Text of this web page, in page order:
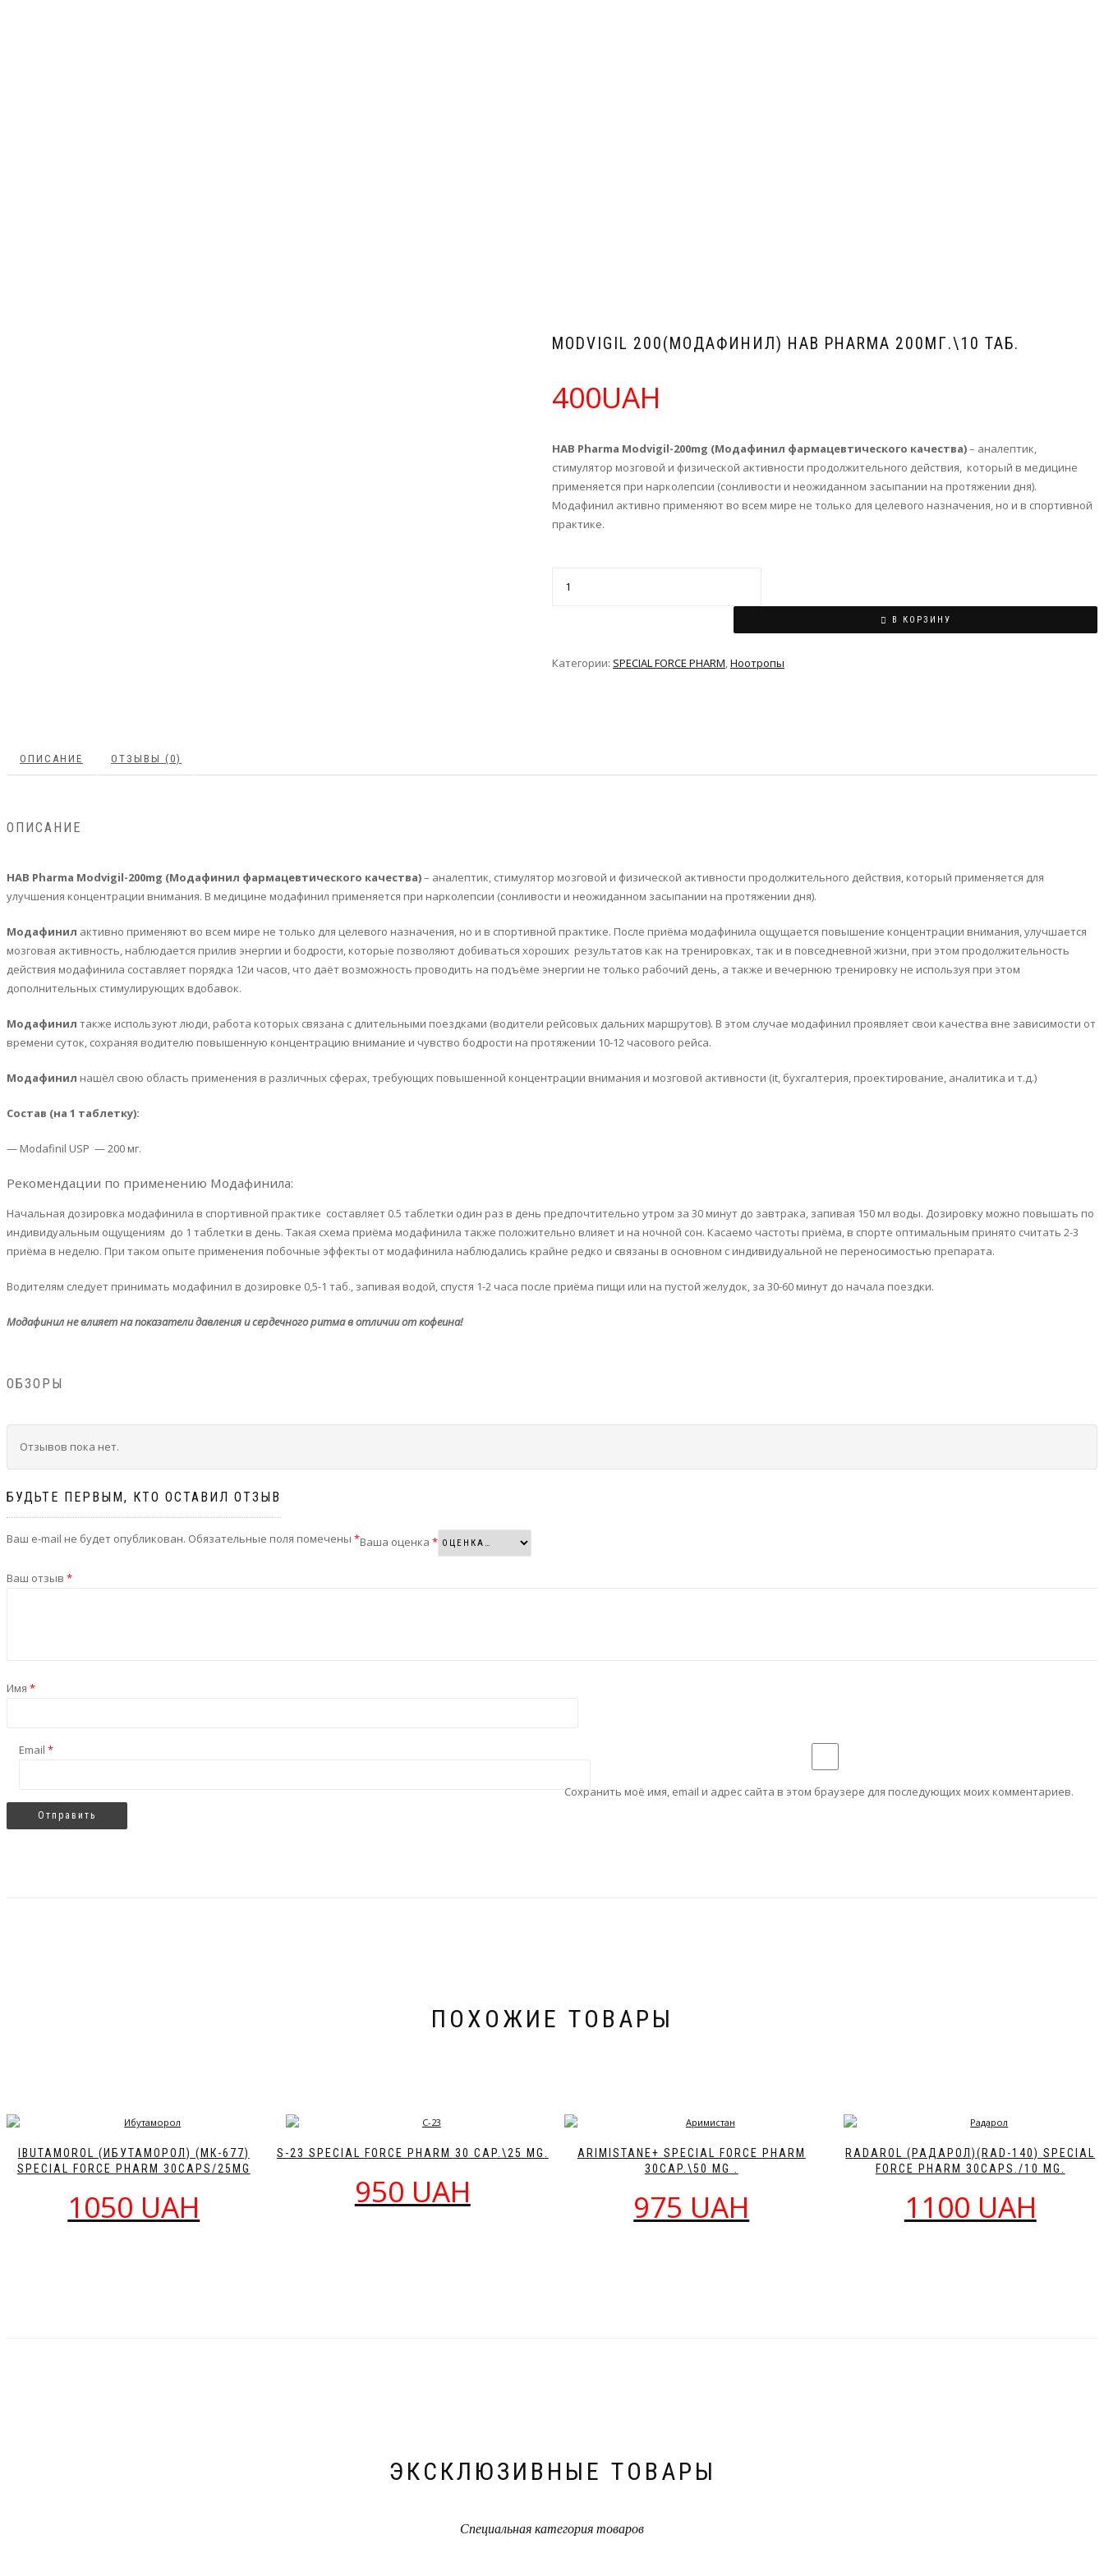
MODVIGIL 200(МОДАФИНИЛ) HAB PHARMA 200МГ.\10 ТАБ.
400UAH
HAB Pharma Modvigil-200mg (Модафинил фармацевтического качества)– аналептик,
стимулятор мозговой и физической активности продолжительного действия, который в медицине
применяется при нарколепсии (сонливости и неожиданном засыпании на протяжении дня).
Модафинил активно применяют во всем мире не только для целевого назначения, но и в спортивной
практике.
В КОРЗИНУ
Категории: SPECIAL FORCE PHARM,Ноотропы
ОПИСАНИЕ ОТЗЫВЫ (0)
ОПИСАНИЕ
HAB Pharma Modvigil-200mg (Модафинил фармацевтического качества)– аналептик, стимулятор мозговой и физической активности продолжительного действия, который применяется для
улучшения концентрации внимания. В медицине модафинил применяется при нарколепсии (сонливости и неожиданном засыпании на протяжении дня).
Модафинил активно применяют во всем мире не только для целевого назначения, но и в спортивной практике. После приёма модафинила ощущается повышение концентрации внимания, улучшается
мозговая активность, наблюдается прилив энергии и бодрости, которые позволяют добиваться хороших результатов как на тренировках, так и в повседневной жизни, при этом продолжительность
действия модафинила составляет порядка 12и часов, что даёт возможность проводить на подъёме энергии не только рабочий день, а также и вечернюю тренировку не используя при этом
дополнительных стимулирующих вдобавок.
Модафинил также используют люди, работа которых связана с длительными поездками (водители рейсовых дальних маршрутов). В этом случае модафинил проявляет свои качества вне зависимости от
времени суток, сохраняя водителю повышенную концентрацию внимание и чувство бодрости на протяжении 10-12 часового рейса.
Модафинил нашёл свою область применения в различных сферах, требующих повышенной концентрации внимания и мозговой активности (it, бухгалтерия, проектирование, аналитика и т.д.)
Состав (на 1 таблетку):
— Modafinil USP — 200 мг.
Рекомендации по применению Модафинила:
Начальная дозировка модафинила в спортивной практике составляет 0.5 таблетки один раз в день предпочтительно утром за 30 минут до завтрака, запивая 150 мл воды. Дозировку можно повышать по
индивидуальным ощущениям до 1 таблетки в день. Такая схема приёма модафинила также положительно влияет и на ночной сон. Касаемо частоты приёма, в спорте оптимальным принято считать 2-3
приёма в неделю. При таком опыте применения побочные эффекты от модафинила наблюдались крайне редко и связаны в основном с индивидуальной не переносимостью препарата.
Водителям следует принимать модафинил в дозировке 0,5-1 таб., запивая водой, спустя 1-2 часа после приёма пищи или на пустой желудок, за 30-60 минут до начала поездки.
Модафинил не влияет на показатели давления и сердечного ритма в отличии от кофеина!
ОБЗОРЫ
Отзывов пока нет.
БУДЬТЕ ПЕРВЫМ, КТО ОСТАВИЛ ОТЗЫВ
Ваш e-mail не будет опубликован. Обязательные поля помечены *Ваша оценка *
Ваш отзыв *
Имя *
Email *
Сохранить моё имя, email и адрес сайта в этом браузере для последующих моих комментариев.
ПОХОЖИЕ ТОВАРЫ
IBUTAMOROL (ИБУТАМОРОЛ) (МК-677)
SPECIAL FORCE PHARM 30CAPS/25MG
1050 UAH
S-23 SPECIAL FORCE PHARM 30 CAP.\25 MG.
950 UAH
ARIMISTANE+ SPECIAL FORCE PHARM
30CAP.\50 MG .
975 UAH
RADAROL (РАДАРОЛ)(RAD-140) SPECIAL
FORCE PHARM 30CAPS./10 MG.
1100 UAH
ЭКСКЛЮЗИВНЫЕ ТОВАРЫ
Специальная категория товаров